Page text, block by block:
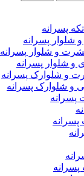
پسرانه
شلوار پسرانه
و شلوار پسرانه
شلوار پسرانه
و شلوارک پسرانه
و شلوارک پسرانه
پسرانه